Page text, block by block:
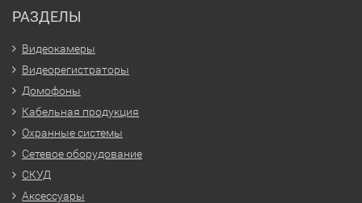
РАЗДЕЛЫ
Видеокамеры
Видеорегистраторы
Домофоны
Кабельная продукция
Охранные системы
Сетевое оборудование
СКУД
Аксессуары